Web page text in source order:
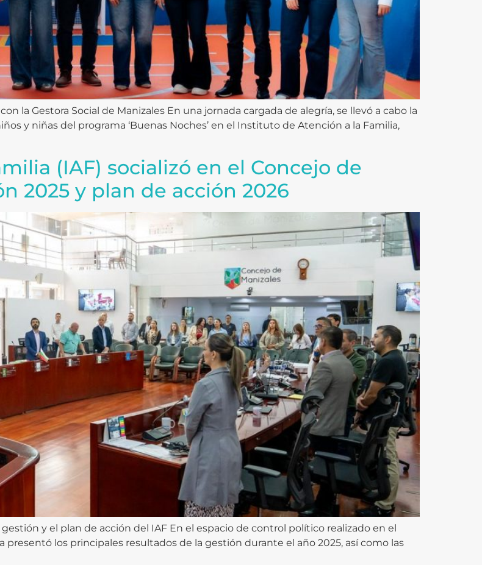
la Gestora Social de Manizales En una jornada cargada de alegría, se llevó a cabo la
y niñas del programa ‘Buenas Noches’ en el Instituto de Atención a la Familia,
(IAF) socializó en el Concejo de
2025 y plan de acción 2026
y el plan de acción del IAF En el espacio de control político realizado en el
los principales resultados de la gestión durante el año 2025, así como las